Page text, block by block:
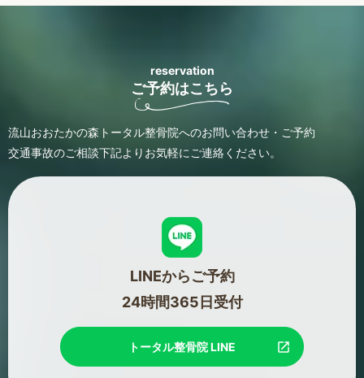
reservation
ご予約はこちら
流山おおたかの森トータル整骨院へのお問い合わせ・ご予約
交通事故のご相談下記よりお気軽にご連絡ください。
LINEからご予約
24時間365日受付
トータル整骨院 LINE